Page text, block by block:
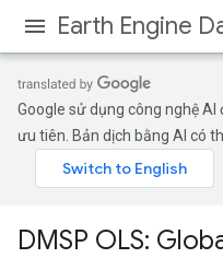
Earth Engine
Google sử dụng công nghệ
ưu tiên. Bản dịch bằng AI có
DMSP OLS: